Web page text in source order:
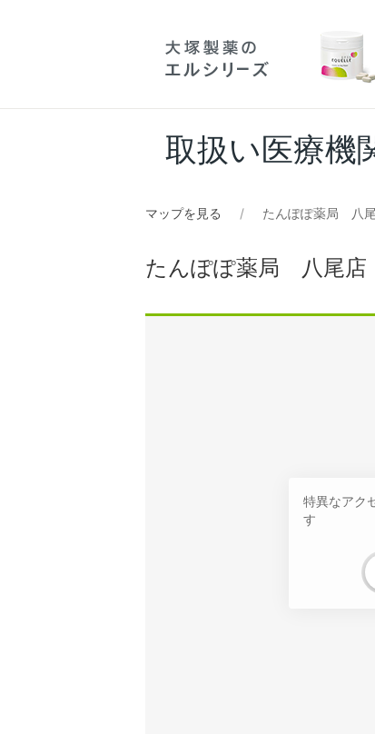
取扱い医療機
マップを見る たんぽぽ薬局 八
たんぽぽ薬局 八尾店
特異なアク
す